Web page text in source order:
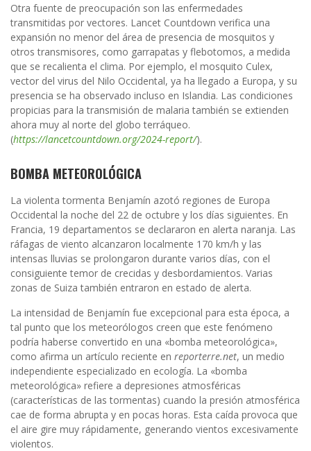
Otra fuente de preocupación son las enfermedades
transmitidas por vectores. Lancet Countdown verifica una
expansión no menor del área de presencia de mosquitos y
otros transmisores, como garrapatas y flebotomos, a medida
que se recalienta el clima. Por ejemplo, el mosquito Culex,
vector del virus del Nilo Occidental, ya ha llegado a Europa, y su
presencia se ha observado incluso en Islandia. Las condiciones
propicias para la transmisión de malaria también se extienden
ahora muy al norte del globo terráqueo.
(https://lancetcountdown.org/2024-report/).
BOMBA METEOROLÓGICA
La violenta tormenta Benjamín azotó regiones de Europa
Occidental la noche del 22 de octubre y los días siguientes. En
Francia, 19 departamentos se declararon en alerta naranja. Las
ráfagas de viento alcanzaron localmente 170 km/h y las
intensas lluvias se prolongaron durante varios días, con el
consiguiente temor de crecidas y desbordamientos. Varias
zonas de Suiza también entraron en estado de alerta.
La intensidad de Benjamín fue excepcional para esta época, a
tal punto que los meteorólogos creen que este fenómeno
podría haberse convertido en una «bomba meteorológica»,
como afirma un artículo reciente en reporterre.net, un medio
independiente especializado en ecología. La «bomba
meteorológica» refiere a depresiones atmosféricas
(características de las tormentas) cuando la presión atmosférica
cae de forma abrupta y en pocas horas. Esta caída provoca que
el aire gire muy rápidamente, generando vientos excesivamente
violentos.